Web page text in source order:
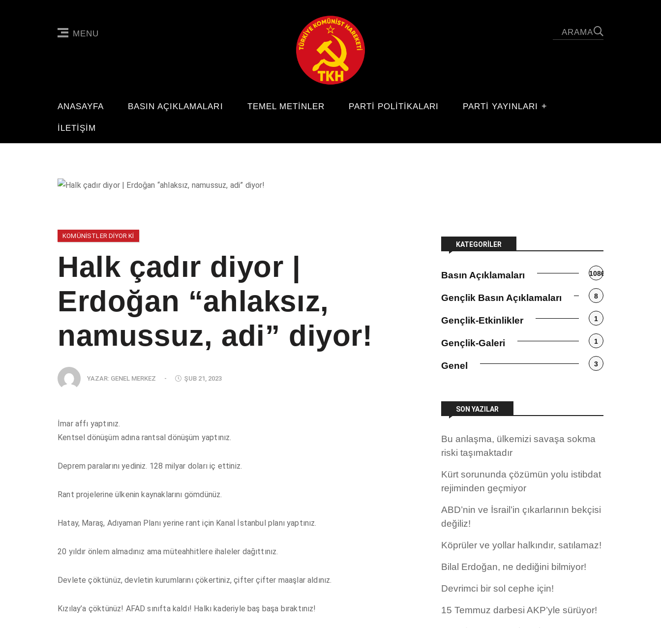
MENU
ANASAYFA BASIN AÇIKLAMALARI TEMEL METINLER PARTI POLITIKALARI PARTİ YAYINLARI
İLETIŞIM
KOMÜNISTLER DIYOR KI
Halk çadır diyor |
Erdoğan “ahlaksız,
namussuz, adi” diyor!
YAZAR: GENEL MERKEZ - ŞUB 21, 2023
İmar affı yaptınız.
Kentsel dönüşüm adına rantsal dönüşüm yaptınız.
Deprem paralarını yediniz. 128 milyar doları iç ettiniz.
Rant projelerine ülkenin kaynaklarını gömdünüz.
Hatay, Maraş, Adıyaman Planı yerine rant için Kanal İstanbul planı yaptınız.
20 yıldır önlem almadınız ama müteahhitlere ihaleler dağıttınız.
Devlete çöktünüz, devletin kurumlarını çökertiniz, çifter çifter maaşlar aldınız.
Kızılay’a çöktünüz! AFAD sınıfta kaldı! Halkı kaderiyle baş başa bıraktınız!
KATEGORILER
Basın Açıklamaları 1086
Gençlik Basın Açıklamaları 8
Gençlik-Etkinlikler 1
Gençlik-Galeri 1
Genel 3
SON YAZILAR
Bu anlaşma, ülkemizi savaşa sokma
riski taşımaktadır
Kürt sorununda çözümün yolu istibdat
rejiminden geçmiyor
ABD’nin ve İsrail’in çıkarlarının bekçisi
değiliz!
Köprüler ve yollar halkındır, satılamaz!
Bilal Erdoğan, ne dediğini bilmiyor!
Devrimci bir sol cephe için!
15 Temmuz darbesi AKP’yle sürüyor!